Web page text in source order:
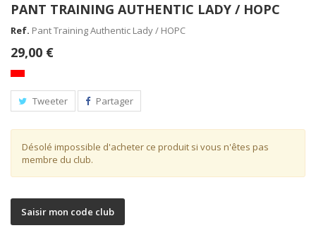
PANT TRAINING AUTHENTIC LADY / HOPC
Ref. Pant Training Authentic Lady / HOPC
29,00 €
Tweeter Partager
Désolé impossible d'acheter ce produit si vous n'êtes pas
membre du club.
Saisir mon code club